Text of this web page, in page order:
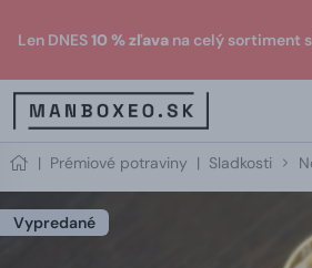
Len DNES10 % zľava na celý sortiment
| Prémiové potraviny | Sladkosti
Vypredané